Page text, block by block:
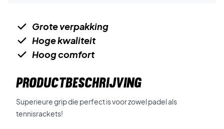
Grote verpakking
Hoge kwaliteit
Hoog comfort
PRODUCTBESCHRIJVING
Superieure grip die perfect is voor zowel padel als
tennisrackets!​​​​​​​